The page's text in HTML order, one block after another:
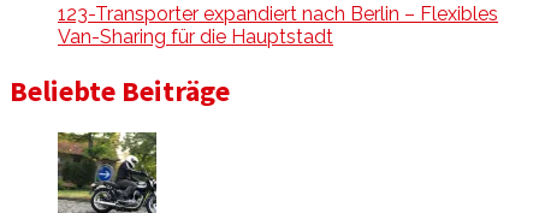
123-Transporter expandiert nach Berlin – Flexibles
Van-Sharing für die Hauptstadt
Beliebte Beiträge